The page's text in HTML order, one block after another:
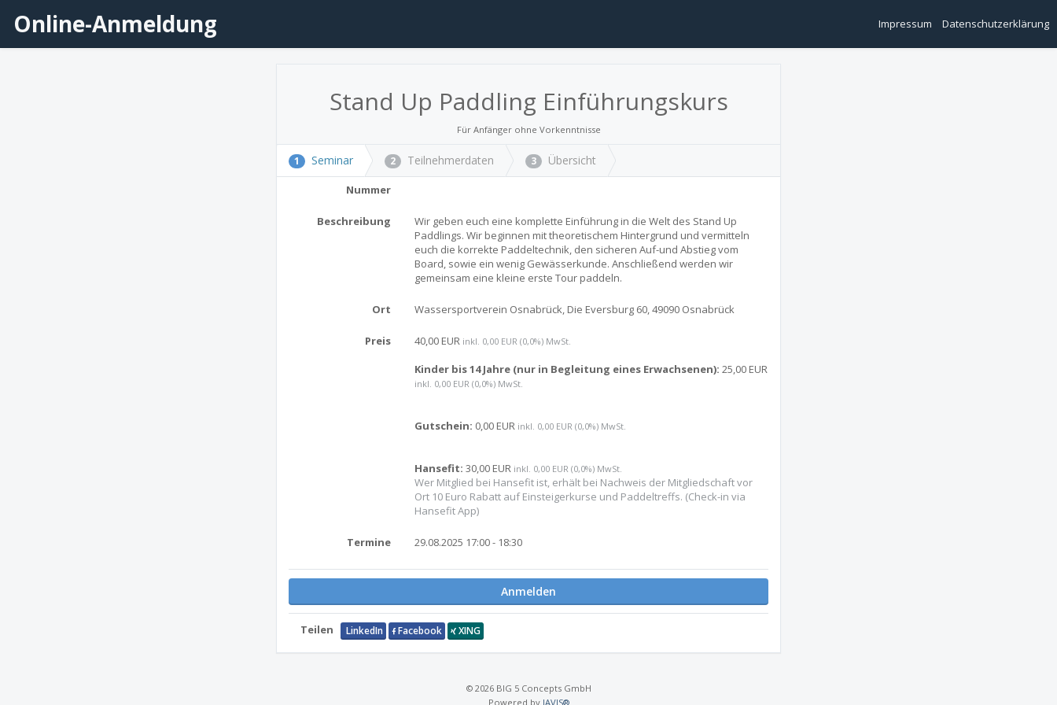
Online-Anmeldung Impressum Datenschutzerklärung
Stand Up Paddling Einführungskurs
Für Anfänger ohne Vorkenntnisse
1 Seminar 2 Teilnehmerdaten 3 Übersicht
Nummer
Beschreibung
Wir geben euch eine komplette Einführung in die Welt des Stand Up
Paddlings. Wir beginnen mit theoretischem Hintergrund und vermitteln
euch die korrekte Paddeltechnik, den sicheren Auf-und Abstieg vom
Board, sowie ein wenig Gewässerkunde. Anschließend werden wir
gemeinsam eine kleine erste Tour paddeln.
Ort Wassersportverein Osnabrück, Die Eversburg 60, 49090 Osnabrück
Preis 40,00 EUR inkl. 0,00 EUR (0,0%) MwSt.
Kinder bis 14 Jahre (nur in Begleitung eines Erwachsenen): 25,00 EUR
inkl. 0,00 EUR (0,0%) MwSt.
Gutschein: 0,00 EUR inkl. 0,00 EUR (0,0%) MwSt.
Hansefit: 30,00 EUR inkl. 0,00 EUR (0,0%) MwSt.
Wer Mitglied bei Hansefit ist, erhält bei Nachweis der Mitgliedschaft vor
Ort 10 Euro Rabatt auf Einsteigerkurse und Paddeltreffs. (Check-in via
Hansefit App)
Termine 29.08.2025 17:00 - 18:30
Anmelden
Teilen LinkedIn Facebook XING
© 2026 BIG 5 Concepts GmbH
Powered by JAVIS®